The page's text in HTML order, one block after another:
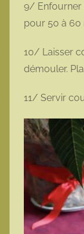
9/ Enfourner
pour 50 à 60
10/ Laisser
démouler.
11/ Servir